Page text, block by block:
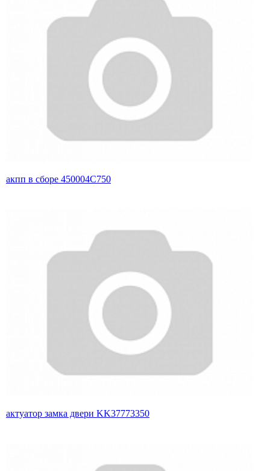
акпп в сборе 450004C750
актуатор замка двери KK37773350